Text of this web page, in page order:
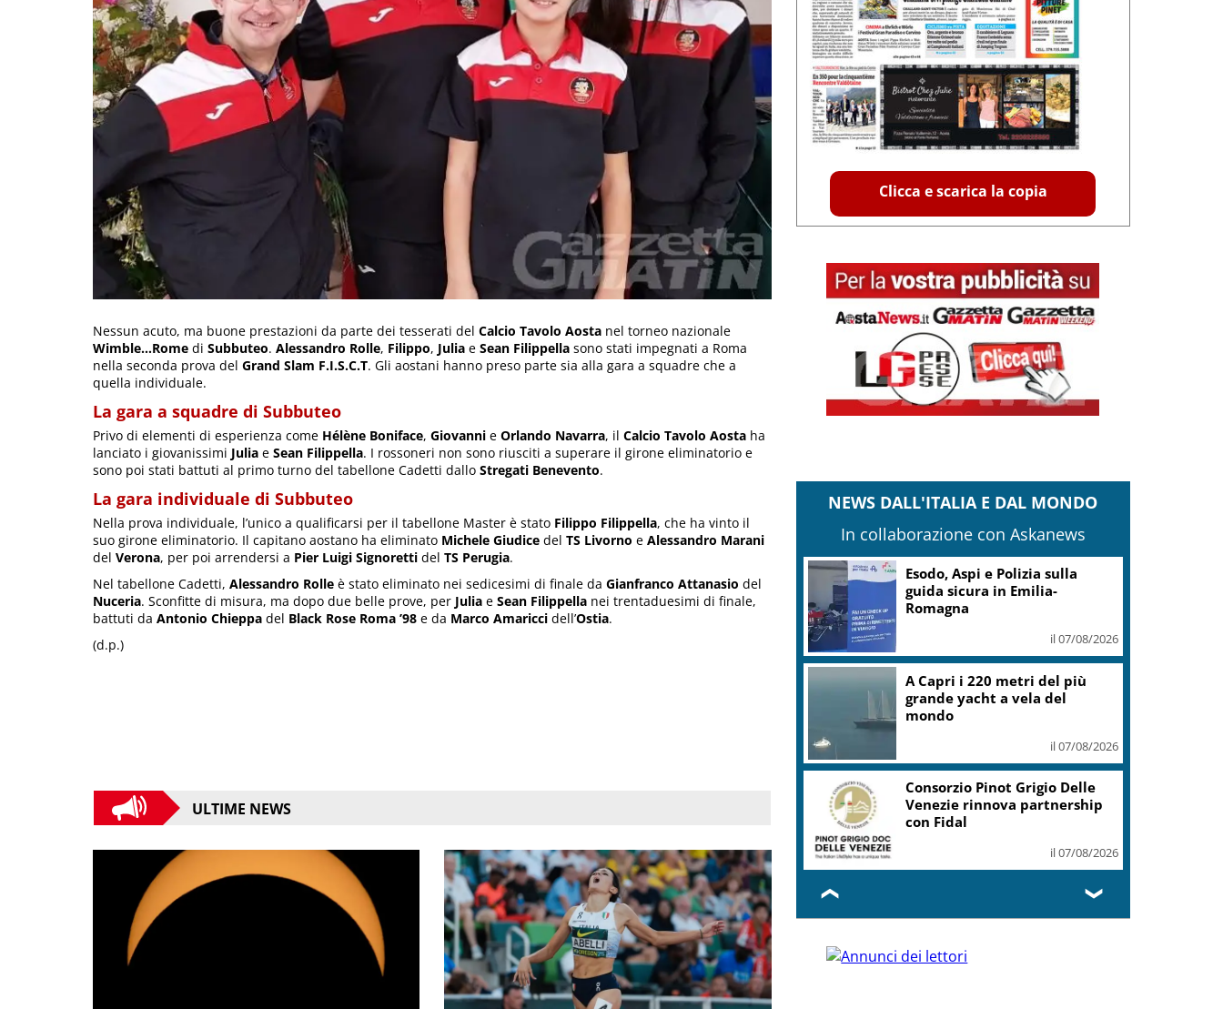
Nessun acuto, ma buone prestazioni da parte dei tesserati del Calcio Tavolo Aosta nel torneo nazionale
Wimble…Rome di Subbuteo. Alessandro Rolle, Filippo, Julia e Sean Filippella sono stati impegnati a Roma
nella seconda prova del Grand Slam F.I.S.C.T. Gli aostani hanno preso parte sia alla gara a squadre che a
quella individuale.
La gara a squadre di Subbuteo
Privo di elementi di esperienza come Hélène Boniface, Giovanni e Orlando Navarra, il Calcio Tavolo Aosta ha
lanciato i giovanissimi Julia e Sean Filippella. I rossoneri non sono riusciti a superare il girone eliminatorio e
sono poi stati battuti al primo turno del tabellone Cadetti dallo Stregati Benevento.
La gara individuale di Subbuteo
Nella prova individuale, l’unico a qualificarsi per il tabellone Master è stato Filippo Filippella, che ha vinto il
suo girone eliminatorio. Il capitano aostano ha eliminato Michele Giudice del TS Livorno e Alessandro Marani
del Verona, per poi arrendersi a Pier Luigi Signoretti del TS Perugia.
Nel tabellone Cadetti, Alessandro Rolle è stato eliminato nei sedicesimi di finale da Gianfranco Attanasio del
Nuceria. Sconfitte di misura, ma dopo due belle prove, per Julia e Sean Filippella nei trentaduesimi di finale,
battuti da Antonio Chieppa del Black Rose Roma ’98 e da Marco Amaricci dell’Ostia.
(d.p.)
ULTIME NEWS
Clicca e scarica la copia
NEWS DALL'ITALIA E DAL MONDO
In collaborazione con Askanews
Esodo, Aspi e Polizia sulla
guida sicura in Emilia-
Romagna
il 07/08/2026
A Capri i 220 metri del più
grande yacht a vela del
mondo
il 07/08/2026
Consorzio Pinot Grigio Delle
Venezie rinnova partnership
con Fidal
il 07/08/2026
❮ ❯